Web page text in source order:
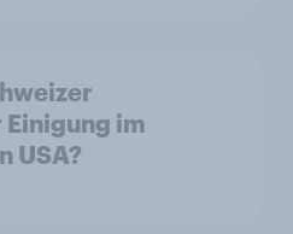
Einigung im
USA?